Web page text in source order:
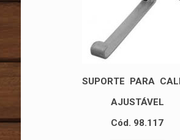
SUPORTE PARA
AJUSTÁVEL
Cód. 98.117